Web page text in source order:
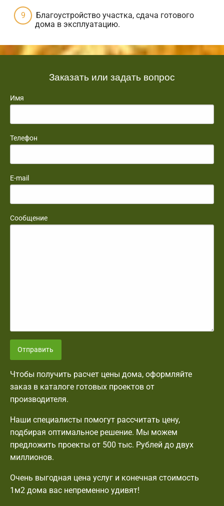
Благоустройство участка, сдача готового
дома в эксплуатацию.
Заказать или задать вопрос
Имя
Телефон
E-mail
Сообщение
Отправить
Чтобы получить расчет цены дома, оформляйте
заказ в каталоге готовых проектов от
производителя.
Наши специалисты помогут рассчитать цену,
подбирая оптимальное решение. Мы можем
предложить проекты от 500 тыс. Рублей до двух
миллионов.
Очень выгодная цена услуг и конечная стоимость
1м2 дома вас непременно удивят!